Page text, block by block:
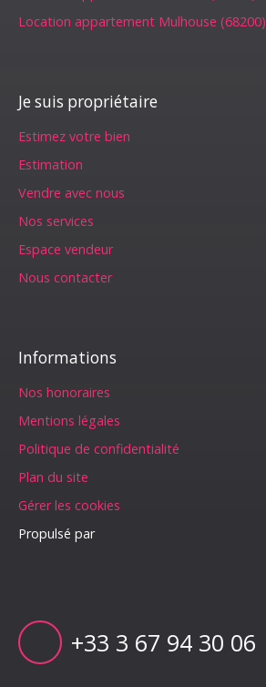
Location appartement Mulhouse (68200)
Je suis propriétaire
Estimez votre bien
Estimation
Vendre avec nous
Nos services
Espace vendeur
Nous contacter
Informations
Nos honoraires
Mentions légales
Politique de confidentialité
Plan du site
Gérer les cookies
Propulsé par
+33 3 67 94 30 06